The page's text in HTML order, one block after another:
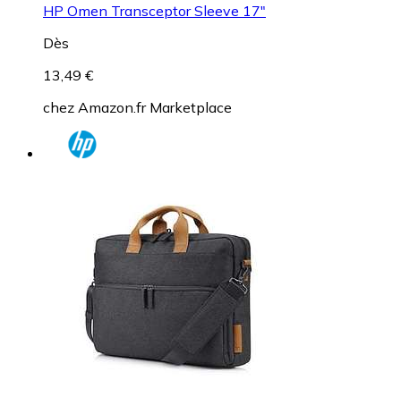
HP Omen Transceptor Sleeve 17"
Dès
13,49 €
chez Amazon.fr Marketplace